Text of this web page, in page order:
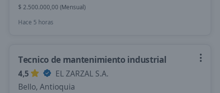
$ 2.500.000,00 (Mensual)
Hace 5 horas
Tecnico de mantenimiento industrial
4,5
EL ZARZAL S.A.
Bello, Antioquia